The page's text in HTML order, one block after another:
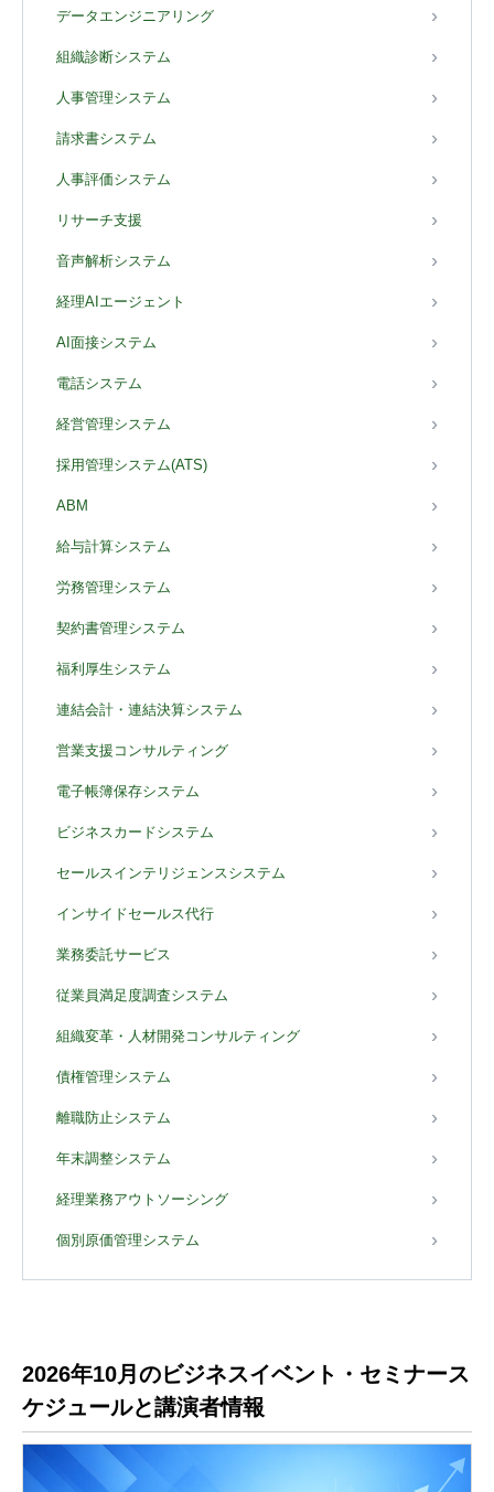
データエンジニアリング
組織診断システム
人事管理システム
請求書システム
人事評価システム
リサーチ支援
音声解析システム
経理AIエージェント
AI面接システム
電話システム
経営管理システム
採用管理システム(ATS)
ABM
給与計算システム
労務管理システム
契約書管理システム
福利厚生システム
連結会計・連結決算システム
営業支援コンサルティング
電子帳簿保存システム
ビジネスカードシステム
セールスインテリジェンスシステム
インサイドセールス代行
業務委託サービス
従業員満足度調査システム
組織変革・人材開発コンサルティング
債権管理システム
離職防止システム
年末調整システム
経理業務アウトソーシング
個別原価管理システム
2026年10月のビジネスイベント・セミナース
ケジュールと講演者情報